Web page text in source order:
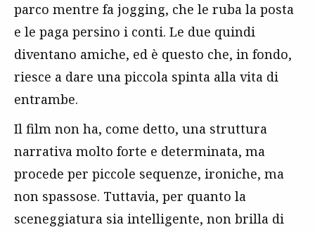
parco mentre fa jogging, che le ruba la posta
e le paga persino i conti. Le due quindi
diventano amiche, ed è questo che, in fondo,
riesce a dare una piccola spinta alla vita di
entrambe.
Il film non ha, come detto, una struttura
narrativa molto forte e determinata, ma
procede per piccole sequenze, ironiche, ma
non spassose. Tuttavia, per quanto la
sceneggiatura sia intelligente, non brilla di